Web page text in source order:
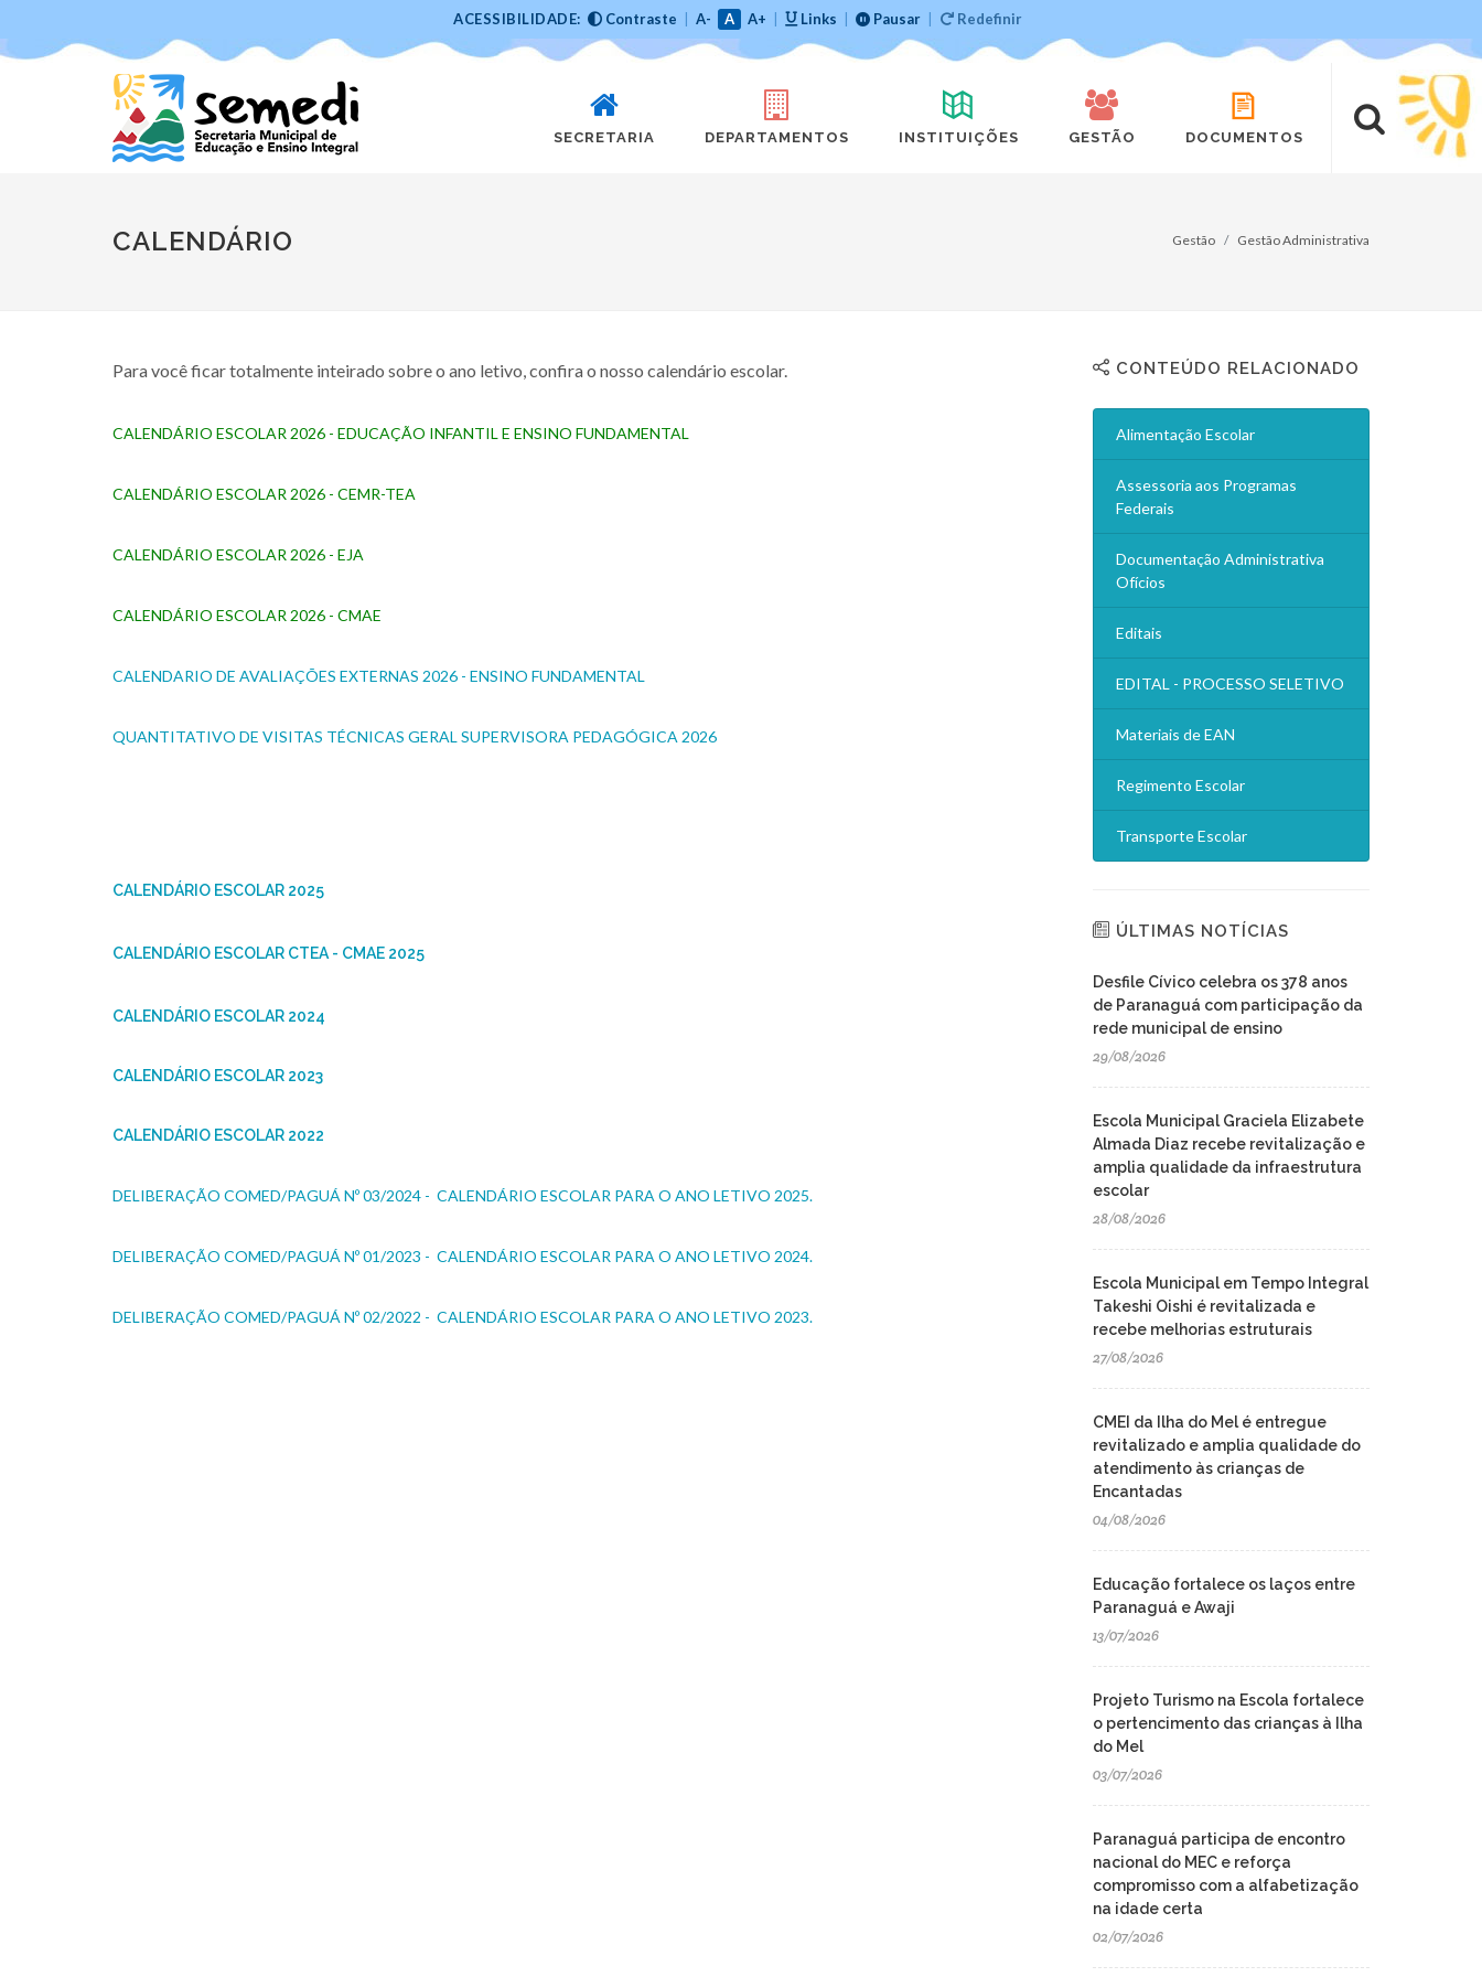
ACESSIBILIDADE: Contraste A- A A+ Links Pausar Redefinir
SECRETARIA DEPARTAMENTOS INSTITUIÇÕES GESTÃO DOCUMENTOS
CALENDÁRIO Gestão Gestão Administrativa
Para você ficar totalmente inteirado sobre o ano letivo, confira o nosso calendário escolar.
CALENDÁRIO ESCOLAR 2026 - EDUCAÇÃO INFANTIL E ENSINO FUNDAMENTAL
CALENDÁRIO ESCOLAR 2026 - CEMR-TEA
CALENDÁRIO ESCOLAR 2026 - EJA
CALENDÁRIO ESCOLAR 2026 - CMAE
CALENDARIO DE AVALIAÇÕES EXTERNAS 2026 - ENSINO FUNDAMENTAL
QUANTITATIVO DE VISITAS TÉCNICAS GERAL SUPERVISORA PEDAGÓGICA 2026
CALENDÁRIO ESCOLAR 2025
CALENDÁRIO ESCOLAR CTEA - CMAE 2025
CALENDÁRIO ESCOLAR 2024
CALENDÁRIO ESCOLAR 2023
CALENDÁRIO ESCOLAR 2022
DELIBERAÇÃO COMED/PAGUÁ Nº 03/2024 - CALENDÁRIO ESCOLAR PARA O ANO LETIVO 2025.
DELIBERAÇÃO COMED/PAGUÁ Nº 01/2023 - CALENDÁRIO ESCOLAR PARA O ANO LETIVO 2024.
DELIBERAÇÃO COMED/PAGUÁ Nº 02/2022 - CALENDÁRIO ESCOLAR PARA O ANO LETIVO 2023.
CONTEÚDO RELACIONADO
Alimentação Escolar
Assessoria aos Programas
Federais
Documentação Administrativa
Ofícios
Editais
EDITAL - PROCESSO SELETIVO
Materiais de EAN
Regimento Escolar
Transporte Escolar
ÚLTIMAS NOTÍCIAS
Desfile Cívico celebra os 378 anos
de Paranaguá com participação da
rede municipal de ensino
29/08/2026
Escola Municipal Graciela Elizabete
Almada Diaz recebe revitalização e
amplia qualidade da infraestrutura
escolar
28/08/2026
Escola Municipal em Tempo Integral
Takeshi Oishi é revitalizada e
recebe melhorias estruturais
27/08/2026
CMEI da Ilha do Mel é entregue
revitalizado e amplia qualidade do
atendimento às crianças de
Encantadas
04/08/2026
Educação fortalece os laços entre
Paranaguá e Awaji
13/07/2026
Projeto Turismo na Escola fortalece
o pertencimento das crianças à Ilha
do Mel
03/07/2026
Paranaguá participa de encontro
nacional do MEC e reforça
compromisso com a alfabetização
na idade certa
02/07/2026